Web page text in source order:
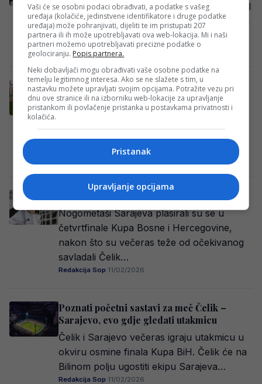
Reprezentativac Bosne i Hercegovine Nidal
Čelik našao se u nezgodnoj situaciji u finišu
sezone. Iako je ranije bio standardan i…
Kenan Hećimović·22/04/2026
Konačno počinje Prva liga FBiH: Ovo su
parovi 14. kola, derbi na Bilinom polju!
liga Federacije BiH, a utakmice se igraju u
subotu i nedjelju. Derbi kola je…
Nogometaši Sarajeva plasirali su se u
četvrtfinale Kupa Bosne i Hercegovine,
nakon što su večeras teže od očekivanog
savladali Čelik…
Redakcija Sop·11/02/2026
Poznati početni sastavi za meč Čelik –
Sarajevo, evo gdje gledati utakmicu
Čelik i Sarajevo večeras igraju utakmicu u
okviru osmine finala Kupa BiH. Čelik će na
Bilinom polju ugostiti ekipu Sarajeva…
Redakcija Sop·11/02/2026
Vaši će se osobni podaci obrađivati, a podatke s vašeg
uređaja (kolačiće, jedinstvene identifikatore i druge podatke
uređaja) može pohranjivati, dijeliti te im pristupati 207
partnera ili ih može upotrebljavati ova web-lokacija. Mi i naši
partneri možemo upotrebljavati precizne podatke o
geolociranju. Popis partnera.
Neki dobavljači mogu obrađivati vaše osobne podatke na
temelju legitimnog interesa. Ako se ne slažete s tim, u
nastavku možete upravljati svojim opcijama. Potražite vezu pri
dnu ove stranice ili na izborniku web-lokacije za upravljanje
pristankom ili povlačenje pristanka u postavkama privatnosti i
kolačića.
Pristanak
Upravljanje opcijama